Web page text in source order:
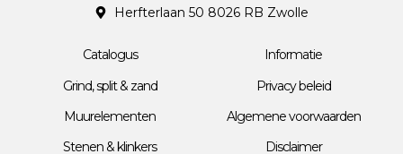
Herfterlaan 50 8026 RB Zwolle
Catalogus
Grind, split & zand
Muurelementen
Stenen & klinkers
Informatie
Privacy beleid
Algemene voorwaarden
Disclaimer